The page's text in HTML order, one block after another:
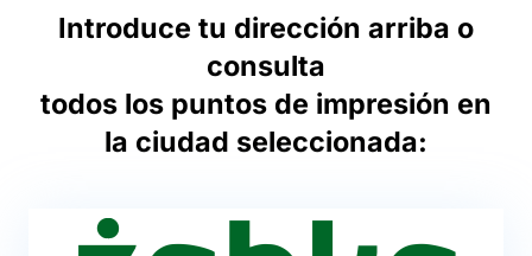
Introduce tu dirección arriba o
consulta
todos los puntos de impresión en
la ciudad seleccionada: